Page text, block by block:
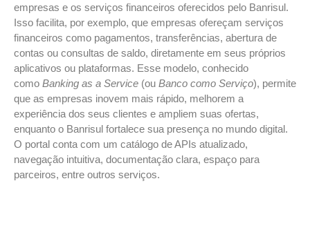
empresas e os serviços financeiros oferecidos pelo Banrisul.
Isso facilita, por exemplo, que empresas ofereçam serviços
financeiros como pagamentos, transferências, abertura de
contas ou consultas de saldo, diretamente em seus próprios
aplicativos ou plataformas. Esse modelo, conhecido
como Banking as a Service (ou Banco como Serviço), permite
que as empresas inovem mais rápido, melhorem a
experiência dos seus clientes e ampliem suas ofertas,
enquanto o Banrisul fortalece sua presença no mundo digital.
O portal conta com um catálogo de APIs atualizado,
navegação intuitiva, documentação clara, espaço para
parceiros, entre outros serviços.